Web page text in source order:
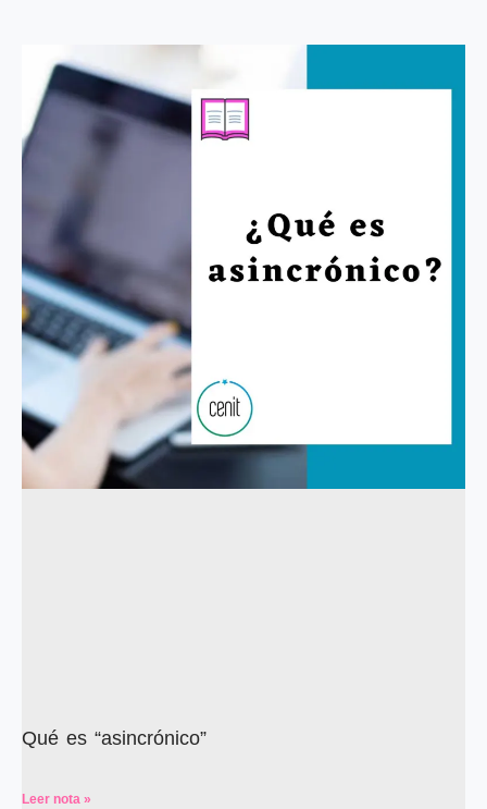
Qué es “asincrónico”
Leer nota »